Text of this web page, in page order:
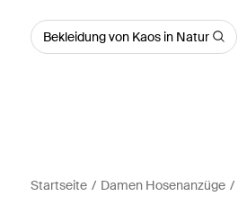
Bekleidung von Kaos in Natur
Startseite Damen Hosenanzüge